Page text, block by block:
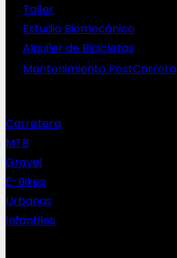
Taller
Estudio Biomecánico
Alquiler de Bicicletas
Mantenimiento PostCarrera
Carretera
MTB
Gravel
E-Bikes
Urbanas
Infantiles